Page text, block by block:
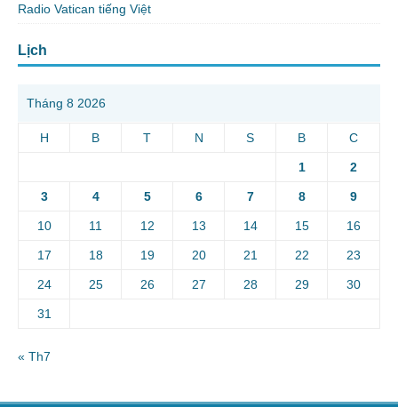
Radio Vatican tiếng Việt
Lịch
Tháng 8 2026
H B T N S B C
1 2
3 4 5 6 7 8 9
10 11 12 13 14 15 16
17 18 19 20 21 22 23
24 25 26 27 28 29 30
31
« Th7